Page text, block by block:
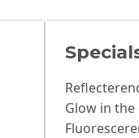
Glow in